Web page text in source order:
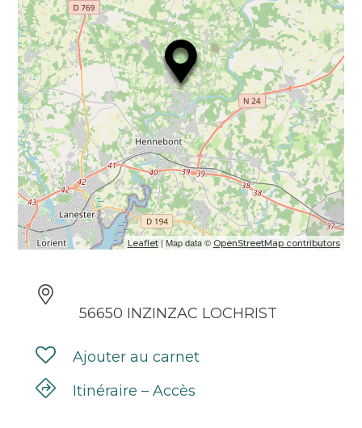
Leaflet| Map data ©OpenStreetMap contributors
56650 INZINZAC LOCHRIST
Ajouter au carnet
Itinéraire – Accès